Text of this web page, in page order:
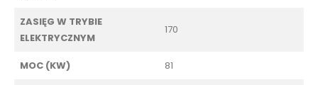
ZASIĘG W TRYBIE
ELEKTRYCZNYM
170
MOC (KW) 81